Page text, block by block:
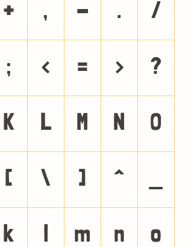
+ , - . /
; < = > ?
K L M N O
[ \ ] ^
k l m n o